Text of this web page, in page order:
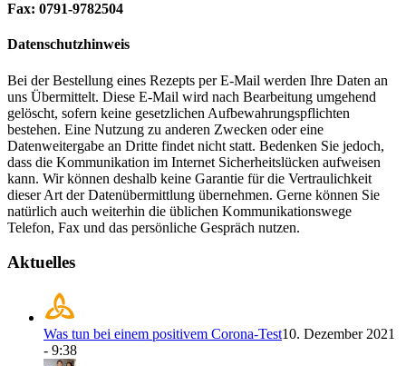
Fax: 0791-9782504
Datenschutzhinweis
Bei der Bestellung eines Rezepts per E-Mail werden Ihre Daten an
uns Übermittelt. Diese E-Mail wird nach Bearbeitung umgehend
gelöscht, sofern keine gesetzlichen Aufbewahrungspflichten
bestehen. Eine Nutzung zu anderen Zwecken oder eine
Datenweitergabe an Dritte findet nicht statt. Bedenken Sie jedoch,
dass die Kommunikation im Internet Sicherheitslücken aufweisen
kann. Wir können deshalb keine Garantie für die Vertraulichkeit
dieser Art der Datenübermittlung übernehmen. Gerne können Sie
natürlich auch weiterhin die üblichen Kommunikationswege
Telefon, Fax und das persönliche Gespräch nutzen.
Aktuelles
Was tun bei einem positivem Corona-Test10. Dezember 2021
- 9:38